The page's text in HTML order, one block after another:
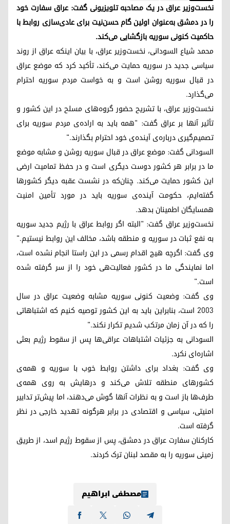
نخست‌وزیر عراق در یک مصاحبه تلویزیونی گفت: عراق سفارت خود
را در دمشق به‌عنوان اولین گام حسن‌نیت برای عادی‌سازی روابط با
حاکمیت کنونی سوریه بازگشایی می‌کند.
محمد شیاع السودانی، نخست‌وزیر عراق، با بیان اینکه عراق از روند
سیاسی جدید در سوریه حمایت می‌کند، تأکید کرد که موضع عراق
در قبال سوریه روشن است و به خواست مردم سوریه احترام
می‌گذارد.
نخست‌وزیر عراق، با تشریح حضور گروه‌های مسلح در این کشور و
تأثیر آنها بر عراق گفت: "همه باید به اراده‌ی مردم سوریه برای
تصمیم‌گیری درباره‌ی آینده‌ی خود احترام بگذارند."
السودانی گفت: موضع عراق در قبال سوریه روشن و مشابه موضع
ما در برابر هر کشور دوست دیگری است و در حفظ تمامیت ارضی
این کشور حمایت می‌کند. چنان‌که در نشست عقبه دیگر کشورها
گفته‌ایم، حکومت آینده‌ی سوریه باید در مورد تأمین امنیت
همسایگان اطمینان بدهد.
نخست‌وزیر عراق گفت: "البته اگر روابط عراق با رژیم جدید سوریه
به نفع ثبات در سوریه و منطقه باشد، مخالف این روابط نیستیم."
وی گفت: اگرچه هیچ اقدام رسمی در این راستا انجام نشده است،
اما نمایندگی ما در کشور فعالیت‌هی خود را از سر گرفته شده
است."
وی گفت: وضعیت کنونی سوریه مشابه وضعیت عراق در سال
٢٠٠٣ است، بنابراین باید به این کشور توصیه کنیم که اشتباهاتی
را که در آن زمان مرتکب شدیم تکرار نکند."
السودانی به جزئیات اشتباهات عراقی‌ها پس از سقوط رژیم بعثی
اشاره‌ای نکرد.
وی گفت: بغداد برای داشتن روابط خوب با سوریه و همه‌ی
کشورهای منطقه تلاش می‌کند و درهایش به روی همه‌ی
طرف‌ها باز است و به نظرات آنها گوش می‌‌دهند، اما پیش‌تر تدابیر
امنیتی، سیاسی و اقتصادی در برابر هرگونه تهدید خارجی در نظر
گرفته است.
کارکنان سفارت عراق در دمشق، پس از سقوط رژیم اسد، از طریق
زمینی سوریه را به مقصد لبنان ترک کردند.
مصطفی ابراهیم